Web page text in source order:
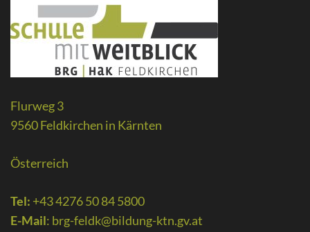
Flurweg 3
9560 Feldkirchen in Kärnten
Österreich
Tel: +43 4276 50 84 5800
E-Mail: brg-feldk@bildung-ktn.gv.at